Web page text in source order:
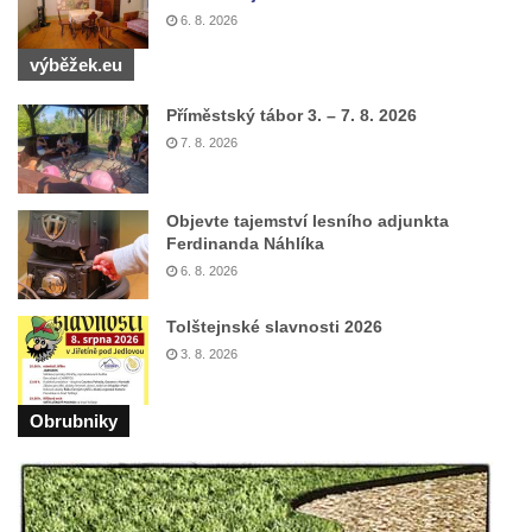
Pomník Vojtěcha Adalberta Lanny v parku
Na Sadech v Českých Budějovicích
Sadech v Českých Budějovicích
Socha Mateřství v parku Na Sadech v
Českých Budějovicích
Památník Otokara Mokrého v parku Na
Sadech v Českých Budějovicích
Poslední dochovaný tramvajový sloup na
Pražské třídě v Českých Budějovicích
Socha Civilizovaní na Husově třídě v
Českých Budějovicích
Socha svatého Jana Nepomuckého Na
Sadech u Mlýnské stoky v Českých
Budějovicích
6. 8. 2026
výběžek.eu
Příměstský tábor 3. – 7. 8. 2026
7. 8. 2026
Objevte tajemství lesního adjunkta
Ferdinanda Náhlíka
6. 8. 2026
Tolštejnské slavnosti 2026
3. 8. 2026
Obrubniky